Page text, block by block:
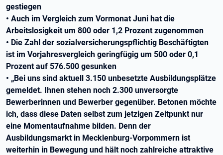
gestiegen
• Auch im Vergleich zum Vormonat Juni hat die
Arbeitslosigkeit um 800 oder 1,2 Prozent zugenommen
• Die Zahl der sozialversicherungspflichtig Beschäftigten
ist im Vorjahresvergleich geringfügig um 500 oder 0,1
Prozent auf 576.500 gesunken
• „Bei uns sind aktuell 3.150 unbesetzte Ausbildungsplätze
gemeldet. Ihnen stehen noch 2.300 unversorgte
Bewerberinnen und Bewerber gegenüber. Betonen möchte
ich, dass diese Daten selbst zum jetzigen Zeitpunkt nur
eine Momentaufnahme bilden. Denn der
Ausbildungsmarkt in Mecklenburg-Vorpommern ist
weiterhin in Bewegung und hält noch zahlreiche attraktive